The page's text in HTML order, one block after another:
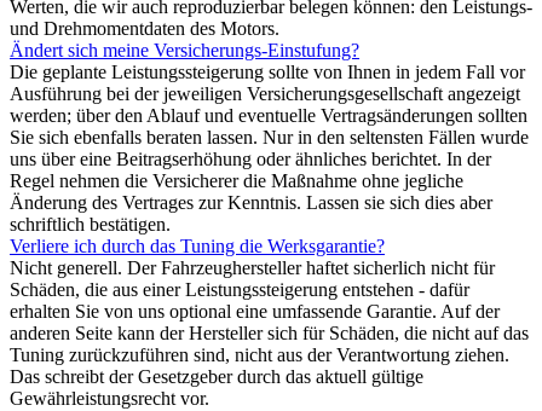
Werten, die wir auch reproduzierbar belegen können: den Leistungs-
und Drehmomentdaten des Motors.
Ändert sich meine Versicherungs-Einstufung?
Die geplante Leistungssteigerung sollte von Ihnen in jedem Fall vor
Ausführung bei der jeweiligen Versicherungsgesellschaft angezeigt
werden; über den Ablauf und eventuelle Vertragsänderungen sollten
Sie sich ebenfalls beraten lassen. Nur in den seltensten Fällen wurde
uns über eine Beitragserhöhung oder ähnliches berichtet. In der
Regel nehmen die Versicherer die Maßnahme ohne jegliche
Änderung des Vertrages zur Kenntnis. Lassen sie sich dies aber
schriftlich bestätigen.
Verliere ich durch das Tuning die Werksgarantie?
Nicht generell. Der Fahrzeughersteller haftet sicherlich nicht für
Schäden, die aus einer Leistungssteigerung entstehen - dafür
erhalten Sie von uns optional eine umfassende Garantie. Auf der
anderen Seite kann der Hersteller sich für Schäden, die nicht auf das
Tuning zurückzuführen sind, nicht aus der Verantwortung ziehen.
Das schreibt der Gesetzgeber durch das aktuell gültige
Gewährleistungsrecht vor.